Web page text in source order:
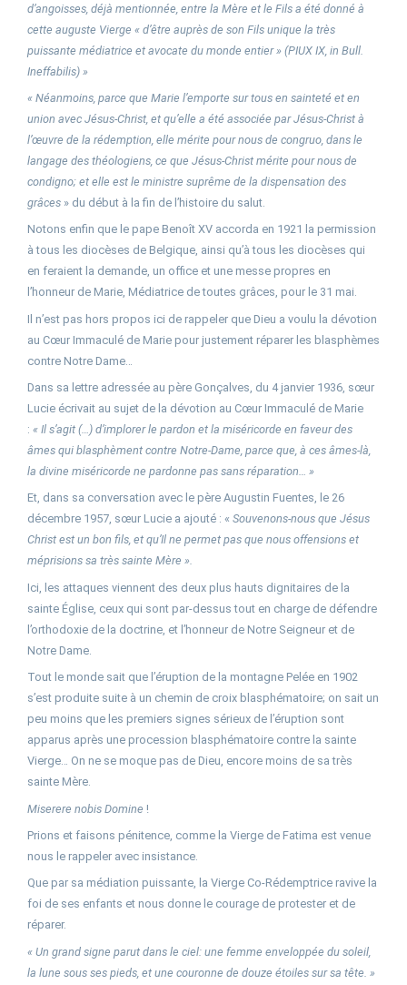
d’angoisses, déjà mentionnée, entre la Mère et le Fils a été donné à
cette auguste Vierge « d’être auprès de son Fils unique la très
puissante médiatrice et avocate du monde entier » (PIUX IX, in Bull.
Ineffabilis) »
« Néanmoins, parce que Marie l’emporte sur tous en sainteté et en
union avec Jésus-Christ, et qu’elle a été associée par Jésus-Christ à
l’œuvre de la rédemption, elle mérite pour nous de congruo, dans le
langage des théologiens, ce que Jésus-Christ mérite pour nous de
condigno; et elle est le ministre suprême de la dispensation des
grâces » du début à la fin de l’histoire du salut.
Notons enfin que le pape Benoît XV accorda en 1921 la permission
à tous les diocèses de Belgique, ainsi qu’à tous les diocèses qui
en feraient la demande, un office et une messe propres en
l’honneur de Marie, Médiatrice de toutes grâces, pour le 31 mai.
Il n’est pas hors propos ici de rappeler que Dieu a voulu la dévotion
au Cœur Immaculé de Marie pour justement réparer les blasphèmes
contre Notre Dame…
Dans sa lettre adressée au père Gonçalves, du 4 janvier 1936, sœur
Lucie écrivait au sujet de la dévotion au Cœur Immaculé de Marie
: « Il s’agit (…) d’implorer le pardon et la miséricorde en faveur des
âmes qui blasphèment contre Notre-Dame, parce que, à ces âmes-là,
la divine miséricorde ne pardonne pas sans réparation… »
Et, dans sa conversation avec le père Augustin Fuentes, le 26
décembre 1957, sœur Lucie a ajouté : « Souvenons-nous que Jésus
Christ est un bon fils, et qu’Il ne permet pas que nous offensions et
méprisions sa très sainte Mère ».
Ici, les attaques viennent des deux plus hauts dignitaires de la
sainte Église, ceux qui sont par-dessus tout en charge de défendre
l’orthodoxie de la doctrine, et l’honneur de Notre Seigneur et de
Notre Dame.
Tout le monde sait que l’éruption de la montagne Pelée en 1902
s’est produite suite à un chemin de croix blasphématoire; on sait un
peu moins que les premiers signes sérieux de l’éruption sont
apparus après une procession blasphématoire contre la sainte
Vierge… On ne se moque pas de Dieu, encore moins de sa très
sainte Mère.
Miserere nobis Domine !
Prions et faisons pénitence, comme la Vierge de Fatima est venue
nous le rappeler avec insistance.
Que par sa médiation puissante, la Vierge Co-Rédemptrice ravive la
foi de ses enfants et nous donne le courage de protester et de
réparer.
« Un grand signe parut dans le ciel: une femme enveloppée du soleil,
la lune sous ses pieds, et une couronne de douze étoiles sur sa tête. »